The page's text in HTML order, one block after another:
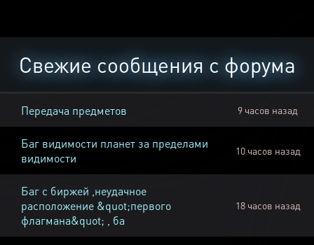
Свежие сообщения с форума
Передача предметов 9 часов назад
Баг видимости планет за пределами
видимости
10 часов назад
Баг с биржей ,неудачное
расположение &quot;первого
флагмана&quot; , ба
18 часов назад